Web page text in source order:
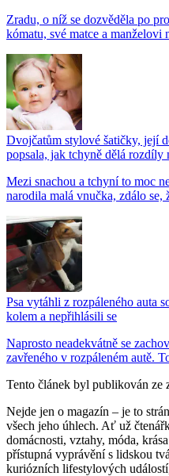
Zradu, o níž se dozvěděla po
kómatu, své matce a manželovi
Dvojčatům stylové šatičky, její
popsala, jak tchyně dělá rozdíly
Mezi snachou a tchyní to moc
narodila malá vnučka, zdálo se,
Psa vytáhli z rozpáleného auta
kolem a nepřihlásili se
Naprosto neadekvátně se
zavřeného v rozpáleném autě.
Tento článek byl publikován ze
Nejde jen o magazín – je to
všech jeho úhlech. Ať už
domácnosti, vztahy, móda,
přístupná vyprávění s lidskou
kuriózních lifestylových